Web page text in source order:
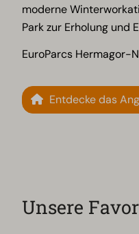
moderne
Park zur Erholung und
EuroParcs Hermagor-
Entdecke das
Unsere